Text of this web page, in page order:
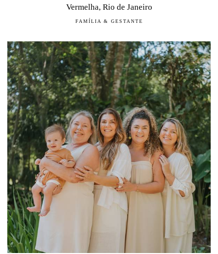
Vermelha, Rio de Janeiro
FAMÍLIA & GESTANTE